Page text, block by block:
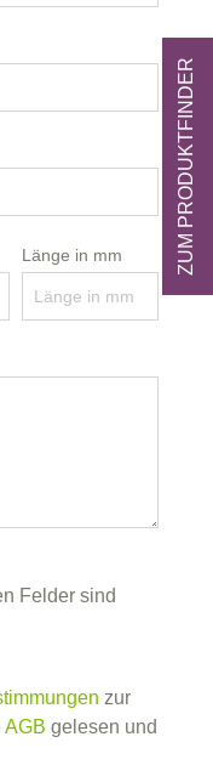
Länge in mm
Felder sind
zur
AGB gelesen und
ZUM PRODUKTFINDER